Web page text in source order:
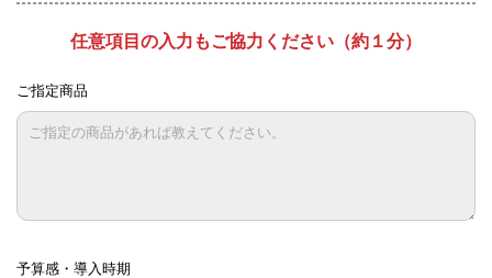
任意項目の入力もご協力ください（約１分）
ご指定商品
予算感・導入時期